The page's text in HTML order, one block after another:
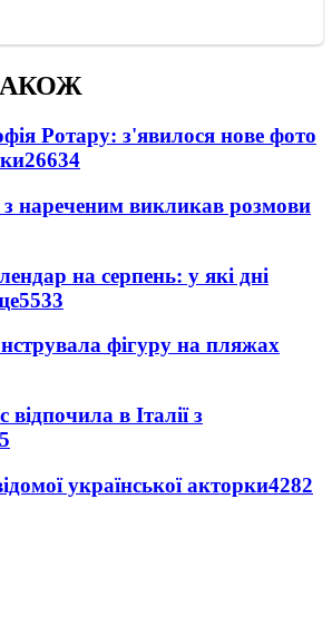
Ротару: з'явилося нове фото
26634
нареченим викликав розмови
на серпень: у які дні
5533
фігуру на пляжах
в Італії з
української акторки4282